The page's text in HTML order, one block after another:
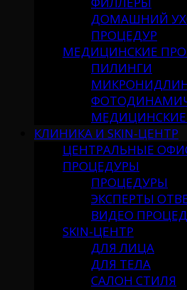
ДОМАШНИЙ
ПРОЦЕДУР
МЕДИЦИНСКИЕ
ПИЛИНГИ
КЛИНИКА И SKIN-ЦЕНТР
ЦЕНТРАЛЬНЫЕ
ПРОЦЕДУРЫ
ПРОЦЕДУРЫ
ЭКСПЕРТЫ
ВИДЕО
SKIN-ЦЕНТР
ДЛЯ ЛИЦА
ДЛЯ ТЕЛА
САЛОН СТИЛЯ